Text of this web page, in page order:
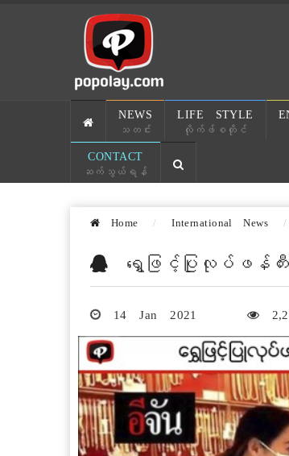
NEWS
သတင်း
LIFE STYLE
လိုက်ဖ်စတိုင်
CONTACT
ဆက်သွယ်ရန်
Home International News
ရွှေဖြင့်ပြုလုပ်ဖန်တီး
14 Jan 2021